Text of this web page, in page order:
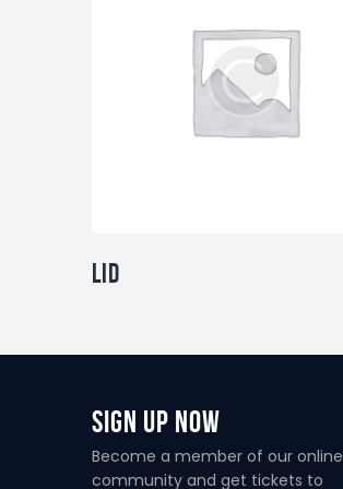
Lid
Sign Up Now
Become a member of our online
community and get tickets to